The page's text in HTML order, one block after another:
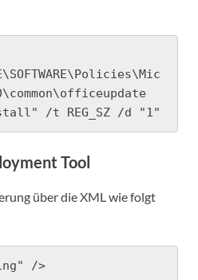
/t REG_SZ /d "1"
Tool
über die XML wie folgt
/>